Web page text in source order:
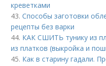
креветками
43.Способы заготовки
рецепты без варки
44. КАК СШИТЬ тунику из
из платков (выкройка и
45. Как в старину гадали.